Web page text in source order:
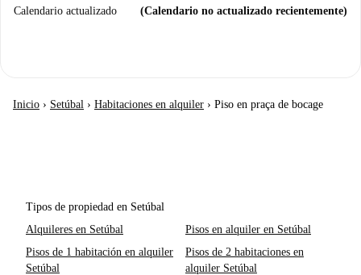
Calendario actualizado (Calendario no actualizado recientemente)
Inicio › Setúbal › Habitaciones en alquiler › Piso en praça de bocage
Tipos de propiedad en Setúbal
Alquileres en Setúbal
Pisos en alquiler en Setúbal
Pisos de 1 habitación en alquiler
Setúbal
Pisos de 2 habitaciones en
alquiler Setúbal